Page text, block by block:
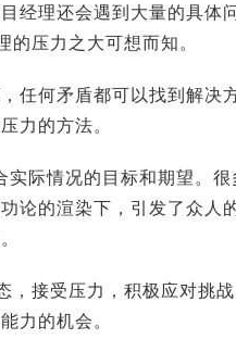
经理还会遇到大量的具体
压力之大可想而知。
任何矛盾都可以找到解决
力的方法。
实际情况的目标和期望。
论的渲染下，引发了众人
，接受压力，积极应对挑
力的机会。